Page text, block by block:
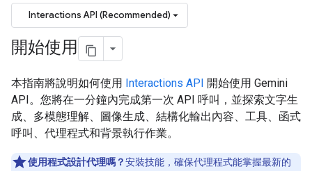
Interactions API (Recommended)
開始使用
本指南將說明如何使用 Interactions API 開始使用 Gemini
API。您將在一分鐘內完成第一次 API 呼叫，並探索文字生
成、多模態理解、圖像生成、結構化輸出內容、工具、函式
呼叫、代理程式和背景執行作業。
使用程式設計代理嗎？安裝技能，確保代理程式能掌握最新的